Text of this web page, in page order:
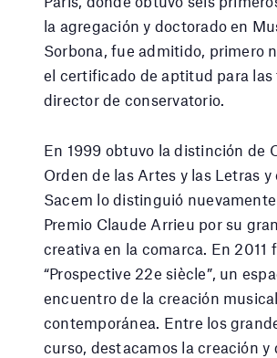
la agregación y doctorado en
Sorbona, fue admitido, primero
el certificado de aptitud para las
director de conservatorio.
En 1999 obtuvo la distinción de
Orden de las Artes y las Letras
Sacem lo distinguió
Premio Claude Arrieu por su
creativa en la comarca. En 2011
“Prospective 22e siècle”, un
encuentro de la creación musical
contemporánea. Entre los
curso, destacamos la creación y